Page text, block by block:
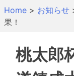
Skip
to
Home > お知らせ
果！
桃太郎